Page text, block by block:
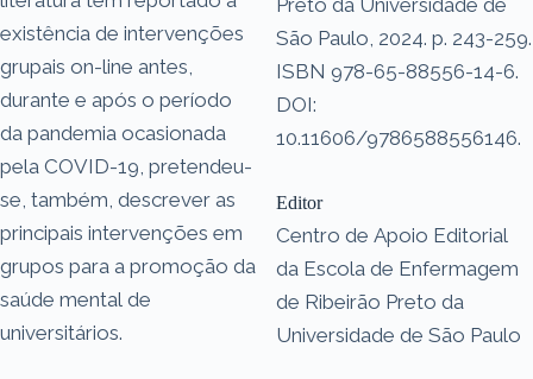
existência de intervenções
grupais on-line antes,
durante e após o período
da pandemia ocasionada
pela COVID-19, pretendeu-
se, também, descrever as
principais intervenções em
grupos para a promoção da
saúde mental de
universitários.
São Paulo, 2024. p. 243-259.
ISBN 978-65-88556-14-6.
DOI:
10.11606/9786588556146.
Editor
Centro de Apoio Editorial
da Escola de Enfermagem
de Ribeirão Preto da
Universidade de São Paulo